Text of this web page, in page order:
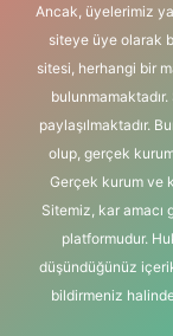
Ancak, üyelerimiz
siteye üye olarak
sitesi, herhangi bir
paylaşılmaktadır.
olup, gerçek
Gerçek kurum ve
Sitemiz, kar amacı
platformudur.
düşündüğünüz
bildirmeniz